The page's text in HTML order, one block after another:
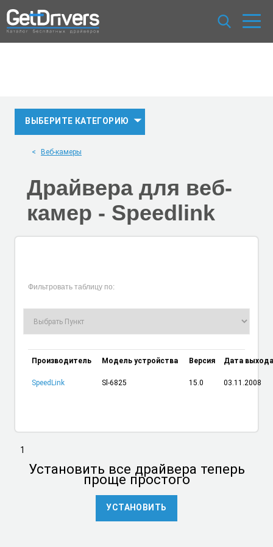
ВЫБЕРИТЕ КАТЕГОРИЮ
Веб-камеры
Драйвера для веб-
камер - Speedlink
Фильтровать таблицу по:
Производитель Модель устройства Версия Дата выхода
SpeedLink Sl-6825 15.0 03.11.2008
1
Установить все драйвера теперь
проще простого
УСТАНОВИТЬ